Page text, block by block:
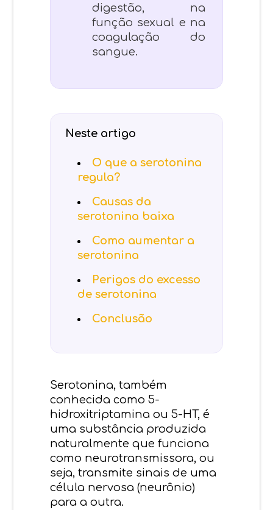
digestão, na
função sexual e na
coagulação do
sangue.
Neste artigo
O que a serotonina
regula?
Causas da
serotonina baixa
Como aumentar a
serotonina
Perigos do excesso
de serotonina
Conclusão
Serotonina, também
conhecida como 5-
hidroxitriptamina ou 5-HT, é
uma substância produzida
naturalmente que funciona
como neurotransmissora, ou
seja, transmite sinais de uma
célula nervosa (neurônio)
para a outra.